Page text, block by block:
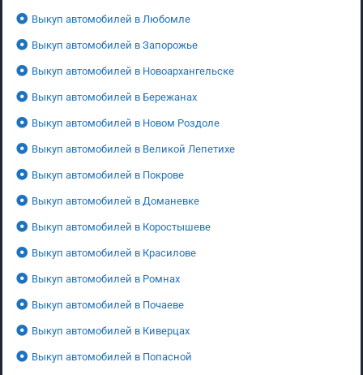
Выкуп автомобилей в Любомле
Выкуп автомобилей в Запорожье
Выкуп автомобилей в Новоархангельске
Выкуп автомобилей в Бережанах
Выкуп автомобилей в Новом Роздоле
Выкуп автомобилей в Великой Лепетихе
Выкуп автомобилей в Покрове
Выкуп автомобилей в Доманевке
Выкуп автомобилей в Коростышеве
Выкуп автомобилей в Красилове
Выкуп автомобилей в Ромнах
Выкуп автомобилей в Почаеве
Выкуп автомобилей в Киверцах
Выкуп автомобилей в Попасной